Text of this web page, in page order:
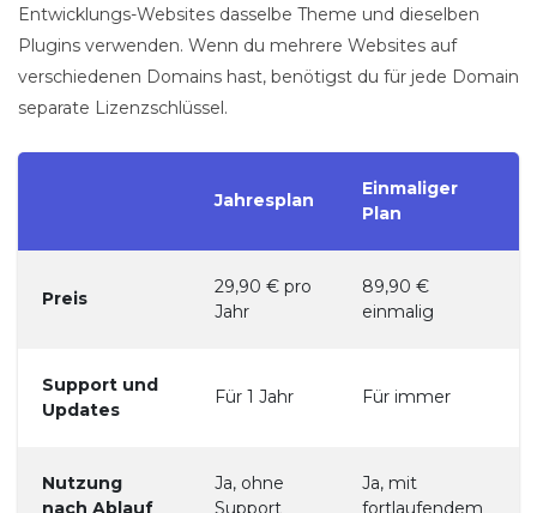
Entwicklungs-Websites dasselbe Theme und dieselben
Plugins verwenden. Wenn du mehrere Websites auf
verschiedenen Domains hast, benötigst du für jede Domain
separate Lizenzschlüssel.
Jahresplan
Einmaliger
Plan
Preis
29,90 € pro
Jahr
89,90 €
einmalig
Support und
Updates
Für 1 Jahr Für immer
Nutzung
nach Ablauf
Ja, ohne
Support
Ja, mit
fortlaufendem